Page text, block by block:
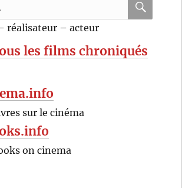
réalisateur – acteur
les films chroniqués
sur le cinéma
on cinema